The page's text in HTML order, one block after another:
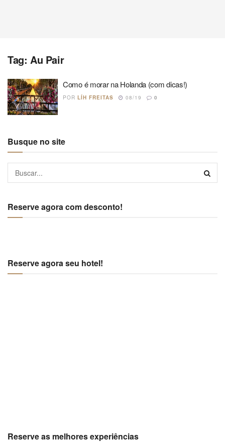
Tag: Au Pair
Como é morar na Holanda (com dicas!)
POR LÍH FREITAS 08/19 0
Busque no site
Reserve agora com desconto!
Reserve agora seu hotel!
Reserve as melhores experiências